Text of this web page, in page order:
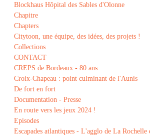
Blockhaus Hôpital des Sables d'Olonne
Chapitre
Chapters
Citytoon, une équipe, des idées, des projets !
Collections
CONTACT
CREPS de Bordeaux - 80 ans
Croix-Chapeau : point culminant de l'Aunis
De fort en fort
Documentation - Presse
En route vers les jeux 2024 !
Episodes
Escapades atlantiques - L'agglo de La Rochelle